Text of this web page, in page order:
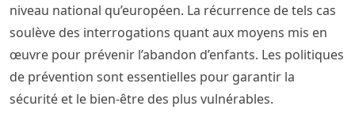
niveau national qu’européen. La récurrence de tels cas
soulève des interrogations quant aux moyens mis en
œuvre pour prévenir l’abandon d’enfants. Les politiques
de prévention sont essentielles pour garantir la
sécurité et le bien-être des plus vulnérables.